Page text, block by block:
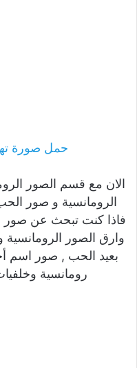
حمل صورة
الان مع قسم الصور
الرومانسية و صور
فاذا كنت تبحث عن صور
وارق الصور
بعيد الحب , صور اسم
رومانسية